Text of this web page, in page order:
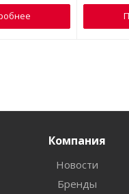
Компания
Новости
Бренды